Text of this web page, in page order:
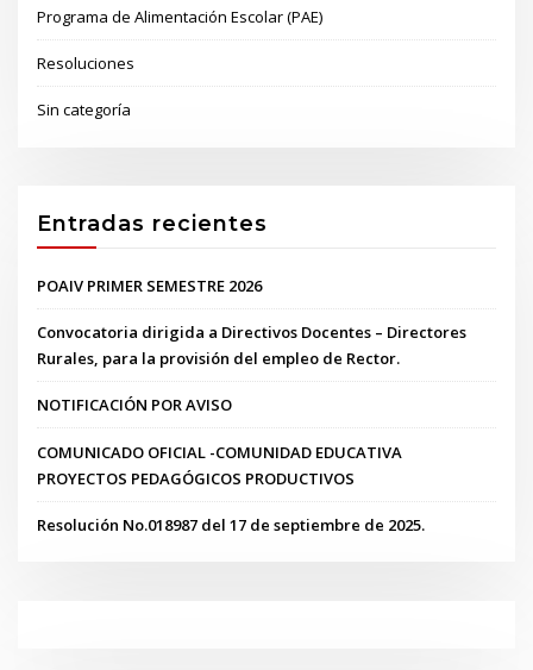
Programa de Alimentación Escolar (PAE)
Resoluciones
Sin categoría
Entradas recientes
POAIV PRIMER SEMESTRE 2026
Convocatoria dirigida a Directivos Docentes – Directores
Rurales, para la provisión del empleo de Rector.
NOTIFICACIÓN POR AVISO
COMUNICADO OFICIAL -COMUNIDAD EDUCATIVA
PROYECTOS PEDAGÓGICOS PRODUCTIVOS
Resolución No.018987 del 17 de septiembre de 2025.